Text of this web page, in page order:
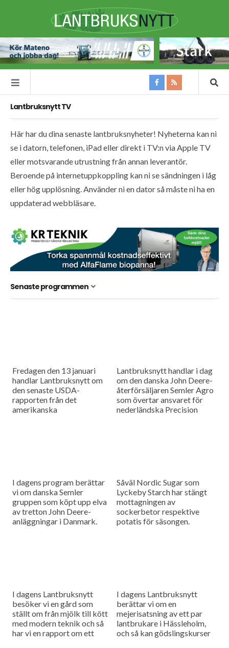
Lantbruksnytt TV
Här har du dina senaste lantbruksnyheter! Nyheterna kan ni
se i datorn, telefonen, iPad eller direkt i TV:n via Apple TV
eller motsvarande utrustning från annan leverantör.
Beroende på internetuppkoppling kan ni se sändningen i låg
eller hög upplösning. Använder ni en dator så måste ni ha en
uppdaterad webbläsare.
Senaste programmen
Fredagen den 13 januari
handlar Lantbruksnytt om
den senaste USDA-
rapporten från det
amerikanska
Lantbruksnytt handlar i dag
om den danska John Deere-
återförsäljaren Semler Agro
som övertar ansvaret för
nederländska Precision
I dagens program berättar
vi om danska Semler
gruppen som köpt upp elva
av tretton John Deere-
anläggningar i Danmark.
Såväl Nordic Sugar som
Lyckeby Starch har stängt
mottagningen av
sockerbetor respektive
potatis för säsongen.
I dagens Lantbruksnytt
besöker vi en gård som
ställt om från mjölk till kött
med modern teknik och så
har vi en rapport om ett
I dagens Lantbruksnytt
berättar vi om en
mejerisatsning av ett par
lantbrukare i Hässleholm,
och så kan gödslingskurser